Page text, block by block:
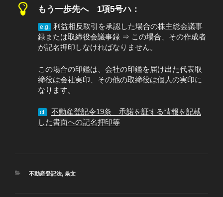
もう一歩先へ 1項5号ハ：
e.g. 利益相反取引を承認した場合の株主総会議事
録または取締役会議事録 ⇒ この場合、その作成者
が記名押印しなければなりません。
この場合の印鑑は、会社の印鑑を届け出た代表取
締役は会社実印、その他の取締役は個人の実印に
なります。
cf.
不動産登記令19条 承諾を証する情報を記載
した書面への記名押印等
カ
不動産登記法, 条文